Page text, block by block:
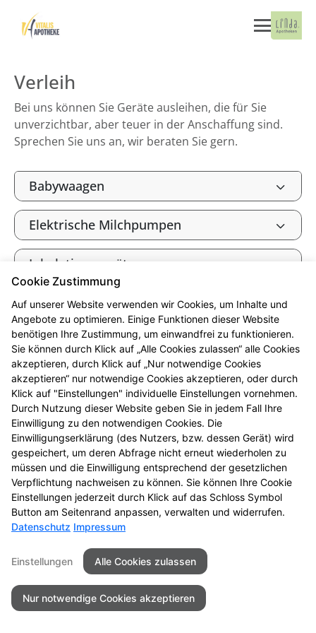
Verleih
Bei uns können Sie Geräte ausleihen, die für Sie
unverzichtbar, aber teuer in der Anschaffung sind.
Sprechen Sie uns an, wir beraten Sie gern.
Babywaagen
Elektrische Milchpumpen
Inhalationsgeräte
Kontakt Impressum
Datenschutz
Barrierefreiheit
©2026Vitalis Apotheke - Troisdorf
Cookie Zustimmung
Auf unserer Website verwenden wir Cookies, um Inhalte und
Angebote zu optimieren. Einige Funktionen dieser Website
benötigen Ihre Zustimmung, um einwandfrei zu funktionieren.
Sie können durch Klick auf „Alle Cookies zulassen“ alle Cookies
akzeptieren, durch Klick auf „Nur notwendige Cookies
akzeptieren“ nur notwendige Cookies akzeptieren, oder durch
Klick auf "Einstellungen" individuelle Einstellungen vornehmen.
Durch Nutzung dieser Website geben Sie in jedem Fall Ihre
Einwilligung zu den notwendigen Cookies. Die
Einwilligungserklärung (des Nutzers, bzw. dessen Gerät) wird
gespeichert, um deren Abfrage nicht erneut wiederholen zu
müssen und die Einwilligung entsprechend der gesetzlichen
Verpflichtung nachweisen zu können. Sie können Ihre Cookie
Einstellungen jederzeit durch Klick auf das Schloss Symbol
Button am Seitenrand anpassen, verwalten und widerrufen.
Datenschutz Impressum
Einstellungen Alle Cookies zulassen
Nur notwendige Cookies akzeptieren